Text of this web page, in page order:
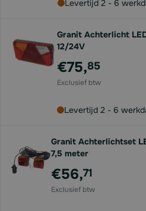
Levertijd 2 - 6
Granit Achterlicht
12/24V
€75,85
Levertijd 2 - 6
Granit Achterlichtset
7,5 meter
€56,71